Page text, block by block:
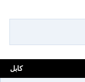
كابل